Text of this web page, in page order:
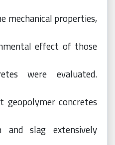
mechanical properties,
effect of those
were evaluated.
geopolymer concretes
slag extensively